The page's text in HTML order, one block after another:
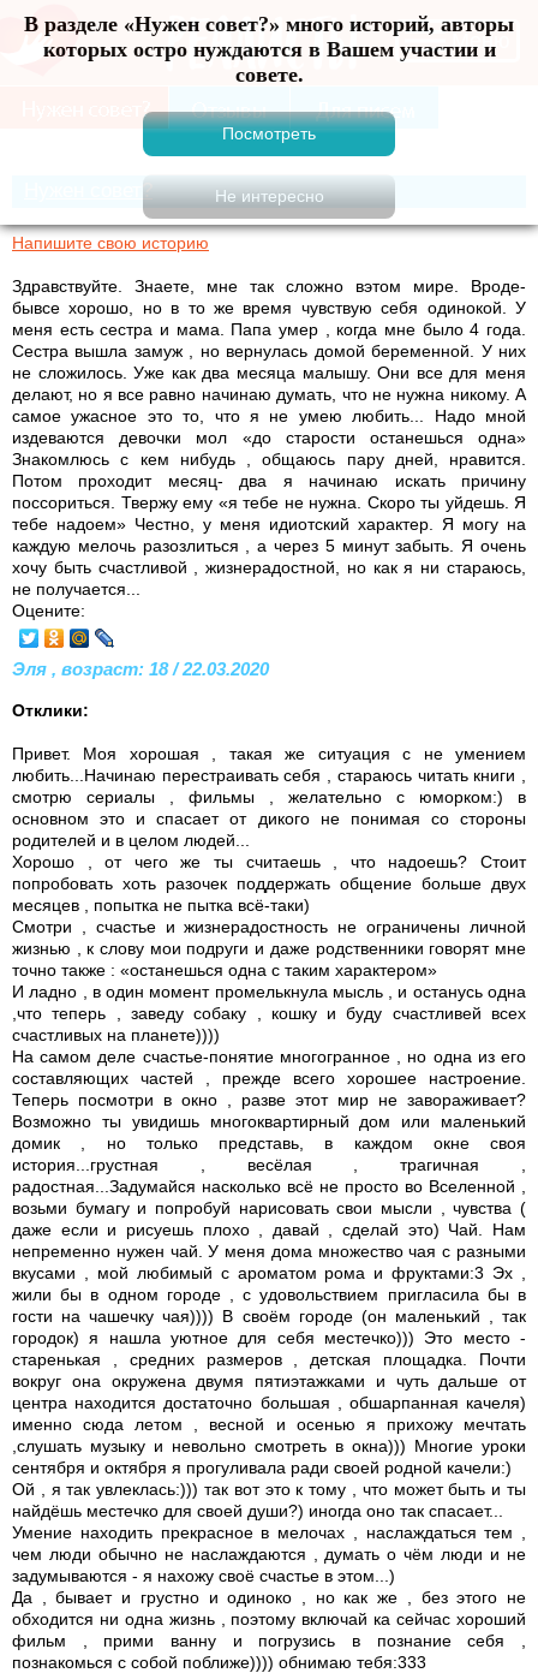
В разделе «Нужен совет?» много историй, авторы
которых остро нуждаются в Вашем участии и
совете.
Меню
Нужен совет?
Напишите свою историю
Здравствуйте. Знаете, мне так сложно вэтом мире. Вроде-
бывсе хорошо, но в то же время чувствую себя одинокой. У
меня есть сестра и мама. Папа умер , когда мне было 4 года.
Сестра вышла замуж , но вернулась домой беременной. У них
не сложилось. Уже как два месяца малышу. Они все для меня
делают, но я все равно начинаю думать, что не нужна никому. А
самое ужасное это то, что я не умею любить... Надо мной
издеваются девочки мол «до старости останешься одна»
Знакомлюсь с кем нибудь , общаюсь пару дней, нравится.
Потом проходит месяц- два я начинаю искать причину
поссориться. Твержу ему «я тебе не нужна. Скоро ты уйдешь. Я
тебе надоем» Честно, у меня идиотский характер. Я могу на
каждую мелочь разозлиться , а через 5 минут забыть. Я очень
хочу быть счастливой , жизнерадостной, но как я ни стараюсь,
не получается...
Оцените:
Эля , возраст: 18 / 22.03.2020
Отклики:
Привет. Моя хорошая , такая же ситуация с не умением
любить...Начинаю перестраивать себя , стараюсь читать книги ,
смотрю сериалы , фильмы , желательно с юморком:) в
основном это и спасает от дикого не понимая со стороны
родителей и в целом людей...
Хорошо , от чего же ты считаешь , что надоешь? Стоит
попробовать хоть разочек поддержать общение больше двух
месяцев , попытка не пытка всё-таки)
Смотри , счастье и жизнерадостность не ограничены личной
жизнью , к слову мои подруги и даже родственники говорят мне
точно также : «останешься одна с таким характером»
И ладно , в один момент промелькнула мысль , и останусь одна
,что теперь , заведу собаку , кошку и буду счастливей всех
счастливых на планете))))
На самом деле счастье-понятие многогранное , но одна из его
составляющих частей , прежде всего хорошее настроение.
Теперь посмотри в окно , разве этот мир не завораживает?
Возможно ты увидишь многоквартирный дом или маленький
домик , но только представь, в каждом окне своя
история...грустная , весёлая , трагичная ,
радостная...Задумайся насколько всё не просто во Вселенной ,
возьми бумагу и попробуй нарисовать свои мысли , чувства (
даже если и рисуешь плохо , давай , сделай это) Чай. Нам
непременно нужен чай. У меня дома множество чая с разными
вкусами , мой любимый с ароматом рома и фруктами:3 Эх ,
жили бы в одном городе , с удовольствием пригласила бы в
гости на чашечку чая)))) В своём городе (он маленький , так
городок) я нашла уютное для себя местечко))) Это место -
старенькая , средних размеров , детская площадка. Почти
вокруг она окружена двумя пятиэтажками и чуть дальше от
центра находится достаточно большая , обшарпанная качеля)
именно сюда летом , весной и осенью я прихожу мечтать
,слушать музыку и невольно смотреть в окна))) Многие уроки
сентября и октября я прогуливала ради своей родной качели:)
Ой , я так увлеклась:))) так вот это к тому , что может быть и ты
найдёшь местечко для своей души?) иногда оно так спасает...
Умение находить прекрасное в мелочах , наслаждаться тем ,
чем люди обычно не наслаждаются , думать о чём люди и не
задумываются - я нахожу своё счастье в этом...)
Да , бывает и грустно и одиноко , но как же , без этого не
обходится ни одна жизнь , поэтому включай ка сейчас хороший
фильм , прими ванну и погрузись в познание себя ,
познакомься с собой поближе)))) обнимаю тебя:333